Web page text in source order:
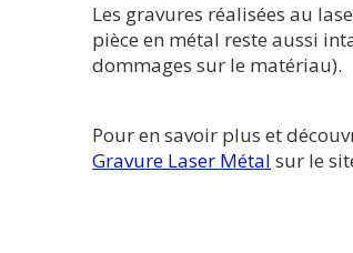
Les gravures réalisées au
pièce en métal reste aussi
dommages sur le matériau).
Pour en savoir plus et
Gravure Laser Métal sur le